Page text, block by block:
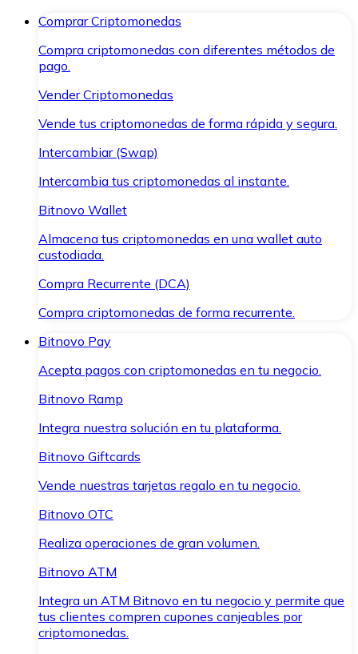
Comprar Criptomonedas
Compra criptomonedas con diferentes métodos de
pago.
Vender Criptomonedas
Vende tus criptomonedas de forma rápida y segura.
Intercambiar (Swap)
Intercambia tus criptomonedas al instante.
Bitnovo Wallet
Almacena tus criptomonedas en una wallet auto
custodiada.
Compra Recurrente (DCA)
Compra criptomonedas de forma recurrente.
Bitnovo Pay
Acepta pagos con criptomonedas en tu negocio.
Bitnovo Ramp
Integra nuestra solución en tu plataforma.
Bitnovo Giftcards
Vende nuestras tarjetas regalo en tu negocio.
Bitnovo OTC
Realiza operaciones de gran volumen.
Bitnovo ATM
Integra un ATM Bitnovo en tu negocio y permite que
tus clientes compren cupones canjeables por
criptomonedas.